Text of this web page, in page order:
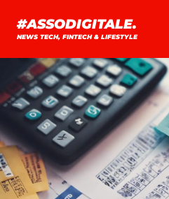
#ASSODIGITALE.
NEWS TECH, FINTECH & LIFESTYLE